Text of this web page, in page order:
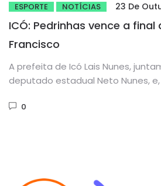
ESPORTE NOTÍCIAS 23 De
ICÓ: Pedrinhas vence a final
Francisco
A prefeita de Icó Lais Nunes,
deputado estadual Neto Nunes,
0